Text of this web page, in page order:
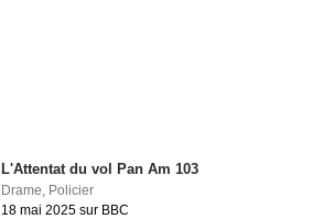
L'Attentat du vol Pan Am 103
Drame Policier
18 mai 2025 sur BBC